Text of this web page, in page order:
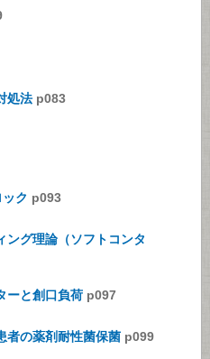
処法 p083
ク p093
ング理論（ソフトコンタ
ーと創口負荷 p097
者の薬剤耐性菌保菌 p099